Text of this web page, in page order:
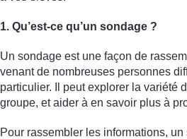
1. Qu’est-ce qu’un sondage ?
Un sondage est une façon de
venant de nombreuses personnes
particulier. Il peut explorer la variété
groupe, et aider à en savoir plus à
Pour rassembler les informations,